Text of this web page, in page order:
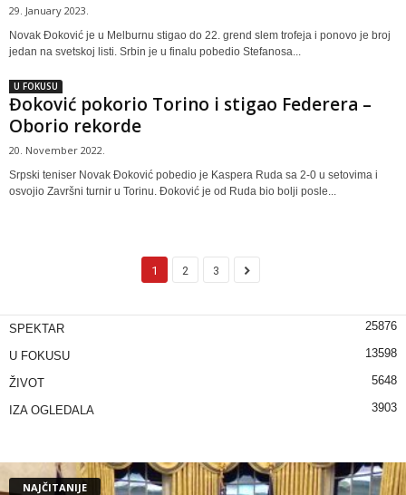
29. January 2023.
Novak Đoković je u Melburnu stigao do 22. grend slem trofeja i ponovo je broj
jedan na svetskoj listi. Srbin je u finalu pobedio Stefanosa...
U FOKUSU
Đoković pokorio Torino i stigao Federera –
Oborio rekorde
20. November 2022.
Srpski teniser Novak Đoković pobedio je Kaspera Ruda sa 2-0 u setovima i
osvojio Završni turnir u Torinu. Đoković je od Ruda bio bolji posle...
1 2 3
SPEKTAR 25876
U FOKUSU 13598
ŽIVOT 5648
IZA OGLEDALA 3903
NAJČITANIJE